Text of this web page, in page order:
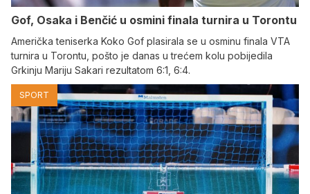
Gof, Osaka i Benčić u osmini finala turnira u Torontu
Američka teniserka Koko Gof plasirala se u osminu finala VTA
turnira u Torontu, pošto je danas u trećem kolu pobijedila
Grkinju Mariju Sakari rezultatom 6:1, 6:4.
SPORT